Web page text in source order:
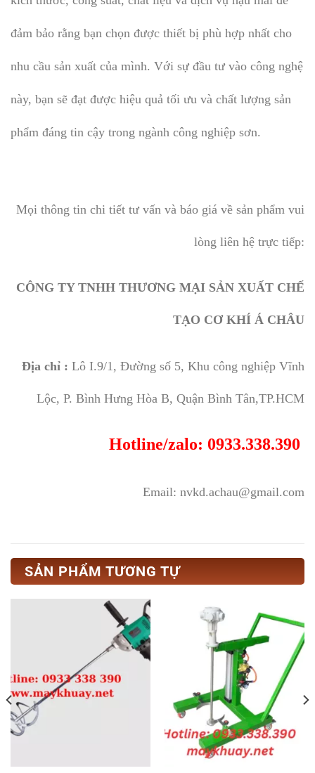
đảm bảo rằng bạn chọn được thiết bị phù hợp nhất cho
nhu cầu sản xuất của mình. Với sự đầu tư vào công nghệ
này, bạn sẽ đạt được hiệu quả tối ưu và chất lượng sản
phẩm đáng tin cậy trong ngành công nghiệp sơn.
Mọi thông tin chi tiết tư vấn và báo giá về sản phẩm vui
lòng liên hệ trực tiếp:
CÔNG TY TNHH THƯƠNG MẠI SẢN XUẤT CHẾ
TẠO CƠ KHÍ Á CHÂU
Địa chỉ : Lô I.9/1, Đường số 5, Khu công nghiệp Vĩnh
Lộc, P. Bình Hưng Hòa B, Quận Bình Tân,TP.HCM
Hotline/zalo: 0933.338.390
Email: nvkd.achau@gmail.com
SẢN PHẨM TƯƠNG TỰ